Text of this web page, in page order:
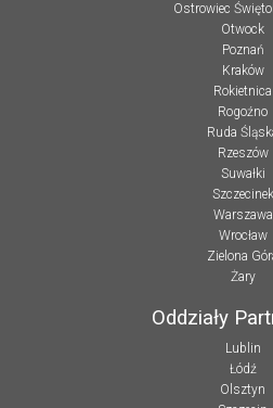
Ostrowiec
Otwock
Poznań
Kraków
Rokietnica
Rogoźno
Ruda
Rzeszów
Suwałki
Szczecinek
Warszawa
Wrocław
Zielona
Żary
Oddziały
Lublin
Łódź
Olsztyn